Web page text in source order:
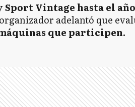
Vintage hasta el año
adelantó que
que participen.